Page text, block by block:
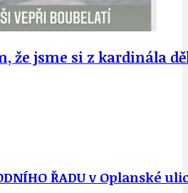
že jsme si z kardinála
ŘADU v Oplanské